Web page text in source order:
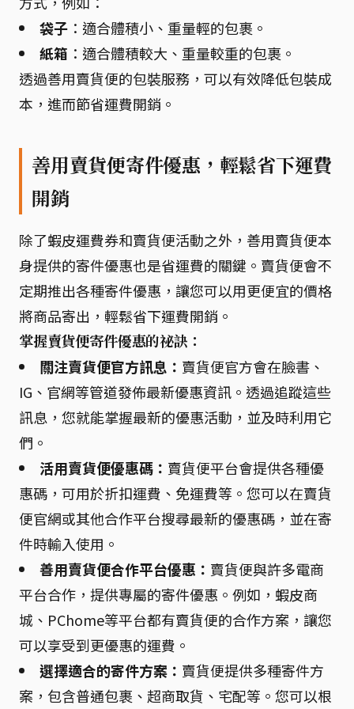
袋子 ：適合體積小、重量輕的包裹。
紙箱 ：適合體積較大、重量較重的包裹。
透過善用賣貨便的包裝服務，可以有效降低包裝成
本，進而節省運費開銷。
善用賣貨便寄件優惠，輕鬆省下運費
開銷
除了蝦皮運費券和賣貨便活動之外，善用賣貨便本
身提供的寄件優惠也是省運費的關鍵。賣貨便會不
定期推出各種寄件優惠，讓您可以用更便宜的價格
將商品寄出，輕鬆省下運費開銷。
掌握賣貨便寄件優惠的祕訣：
關注賣貨便官方訊息： 賣貨便官方會在臉書、
IG、官網等管道發佈最新優惠資訊。透過追蹤這些
訊息，您就能掌握最新的優惠活動，並及時利用它
們。
活用賣貨便優惠碼： 賣貨便平台會提供各種優
惠碼，可用於折扣運費、免運費等。您可以在賣貨
便官網或其他合作平台搜尋最新的優惠碼，並在寄
件時輸入使用。
善用賣貨便合作平台優惠： 賣貨便與許多電商
平台合作，提供專屬的寄件優惠。例如，蝦皮商
城、PChome等平台都有賣貨便的合作方案，讓您
可以享受到更優惠的運費。
選擇適合的寄件方案： 賣貨便提供多種寄件方
案，包含普通包裹、超商取貨、宅配等。您可以根